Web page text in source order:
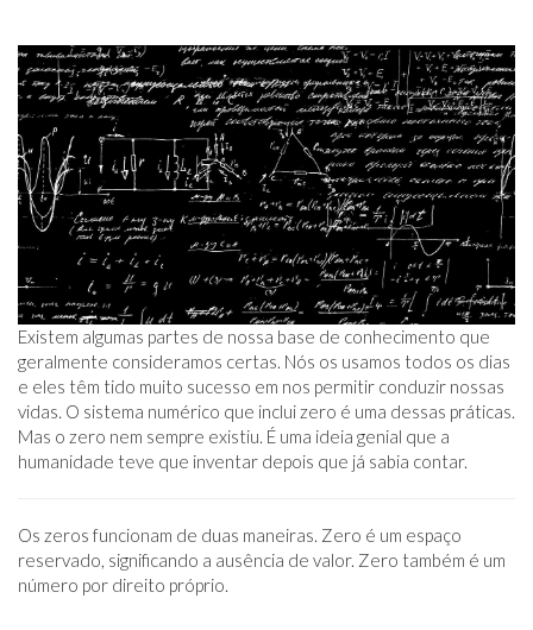
Existem algumas partes de nossa base de conhecimento que
geralmente consideramos certas. Nós os usamos todos os dias
e eles têm tido muito sucesso em nos permitir conduzir nossas
vidas. O sistema numérico que inclui zero é uma dessas práticas.
Mas o zero nem sempre existiu. É uma ideia genial que a
humanidade teve que inventar depois que já sabia contar.
Os zeros funcionam de duas maneiras. Zero é um espaço
reservado, significando a ausência de valor. Zero também é um
número por direito próprio.